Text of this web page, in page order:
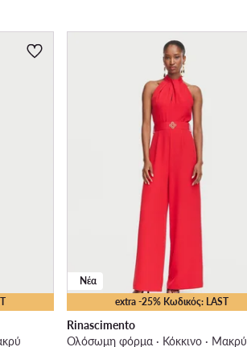
extra -25% Κωδικός: LAST
Νέα
Rinascimento
Ολόσωμη φόρμα · Κόκκινο · Μακρύ